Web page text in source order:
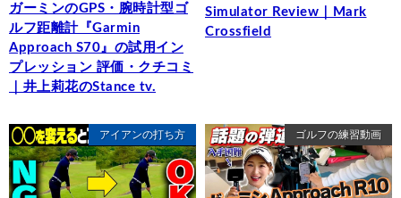
ガーミンのGPS・腕時計型ゴ
ルフ距離計『Garmin
Approach S70』の試用イン
プレッション 評価・クチコミ
｜井上莉花のStance tv.
Simulator Review｜Mark
Crossfield
アイアンの打ち方 ゴルフの練習動画